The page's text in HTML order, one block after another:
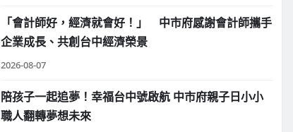
「會計師好，經濟就會好！」 中市府感謝會計師攜手
企業成長、共創台中經濟榮景
2026-08-07
陪孩子一起追夢！幸福台中號啟航 中市府親子日小小
職人翻轉夢想未來